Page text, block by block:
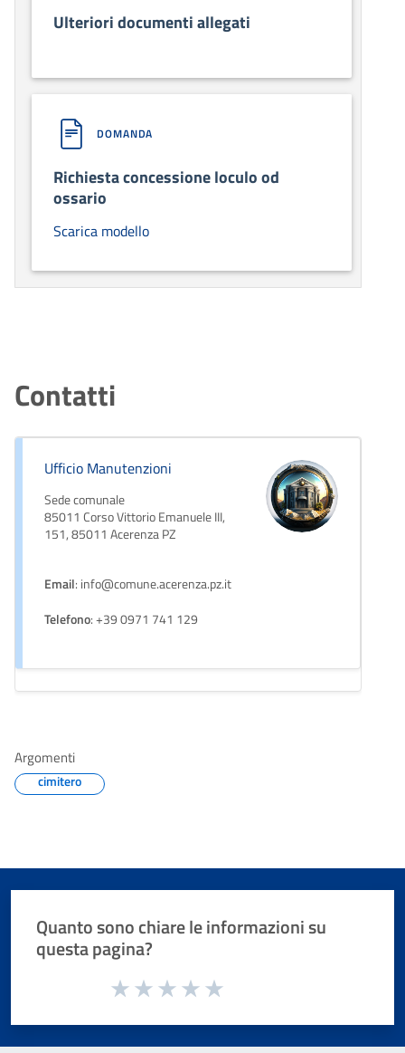
Ulteriori documenti allegati
DOMANDA
Richiesta concessione loculo od
ossario
Scarica modello
Contatti
Ufficio Manutenzioni
Sede comunale
85011 Corso Vittorio Emanuele III,
151, 85011 Acerenza PZ
Email: info@comune.acerenza.pz.it
Telefono: +39 0971 741 129
Argomenti
cimitero
Quanto sono chiare le informazioni su
questa pagina?
Valuta da 1 a 5 stelle la pagina